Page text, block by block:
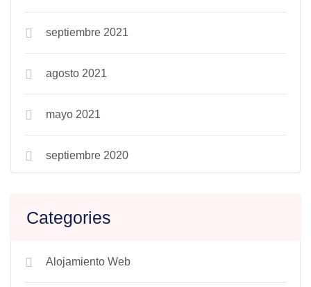
septiembre 2021
agosto 2021
mayo 2021
septiembre 2020
Categories
Alojamiento Web